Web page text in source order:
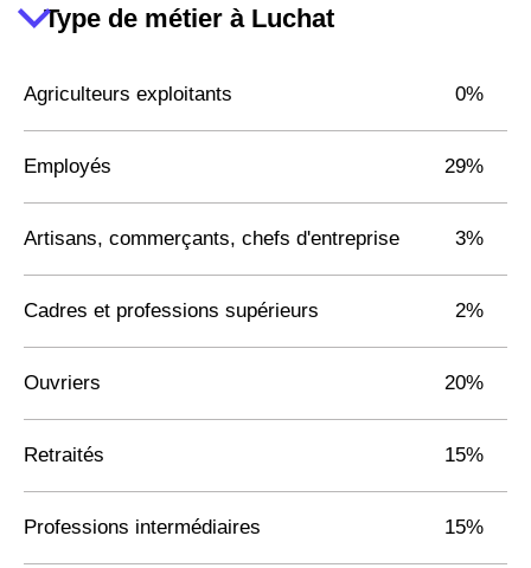
Type de métier à Luchat
Agriculteurs exploitants 0%
Employés 29%
Artisans, commerçants, chefs d'entreprise 3%
Cadres et professions supérieurs 2%
Ouvriers 20%
Retraités 15%
Professions intermédiaires 15%